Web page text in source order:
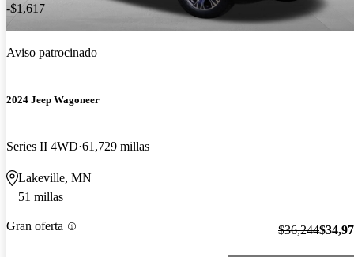
-$1,617
Aviso patrocinado
2024 Jeep Wagoneer
Series II 4WD 61,729 millas
Lakeville, MN
51 millas
Gran oferta $36,244